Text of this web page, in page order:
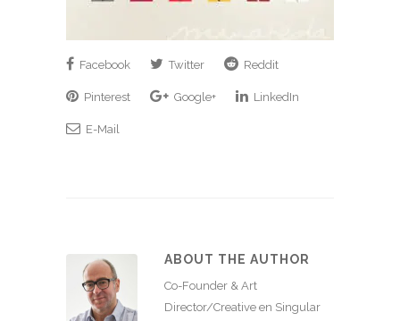
Facebook Twitter Reddit
Pinterest Google+ LinkedIn
E-Mail
ABOUT THE AUTHOR
Co-Founder & Art
Director/Creative en Singular